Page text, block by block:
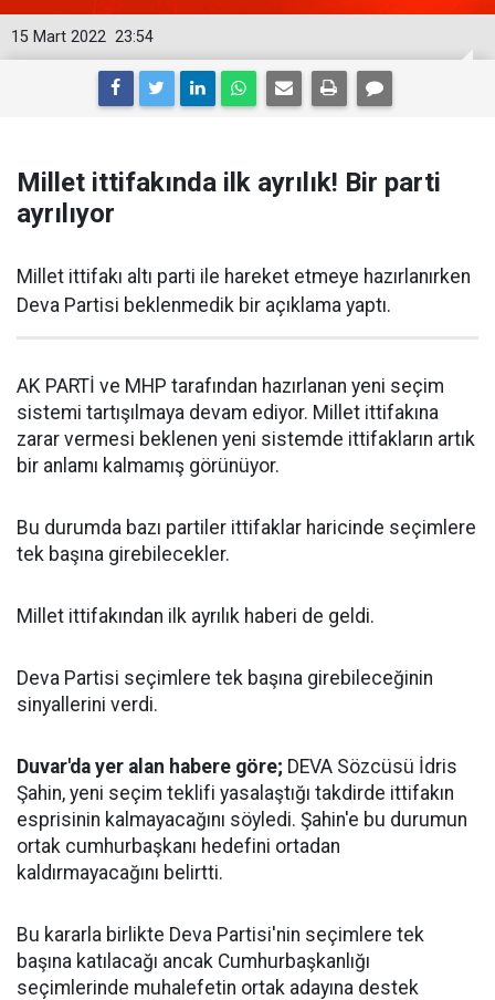
23:54
15 Mart 2022
Millet ittifakında ilk ayrılık! Bir parti
ayrılıyor
Millet ittifakı altı parti ile hareket etmeye hazırlanırken
Deva Partisi beklenmedik bir açıklama yaptı.
AK PARTİ ve MHP tarafından hazırlanan yeni seçim
sistemi tartışılmaya devam ediyor. Millet ittifakına
zarar vermesi beklenen yeni sistemde ittifakların artık
bir anlamı kalmamış görünüyor.
Bu durumda bazı partiler ittifaklar haricinde seçimlere
tek başına girebilecekler.
Millet ittifakından ilk ayrılık haberi de geldi.
Deva Partisi seçimlere tek başına girebileceğinin
sinyallerini verdi.
Duvar'da yer alan habere göre; DEVA Sözcüsü İdris
Şahin, yeni seçim teklifi yasalaştığı takdirde ittifakın
esprisinin kalmayacağını söyledi. Şahin'e bu durumun
ortak cumhurbaşkanı hedefini ortadan
kaldırmayacağını belirtti.
Bu kararla birlikte Deva Partisi'nin seçimlere tek
başına katılacağı ancak Cumhurbaşkanlığı
seçimlerinde muhalefetin ortak adayına destek